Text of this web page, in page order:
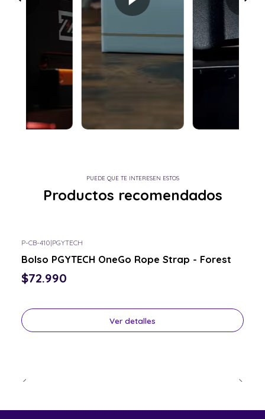
PUEDE QUE TE INTERESEN ESTOS
Productos recomendados
P-CB-410|PGYTECH
Bolso PGYTECH OneGo Rope Strap - Forest
$72.990
Ver detalles